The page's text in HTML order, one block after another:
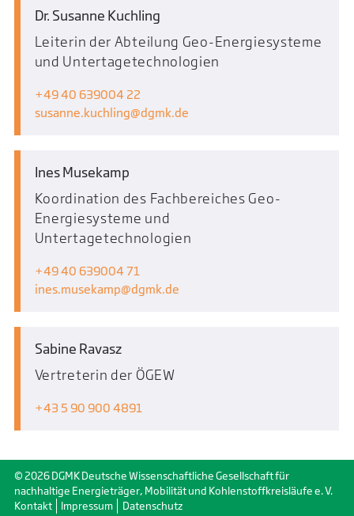
Dr. Susanne Kuchling
Leiterin der Abteilung Geo-Energiesysteme
und Untertagetechnologien
+49 40 639004 22
susanne.kuchling
dgmk.de
Ines Musekamp
Koordination des Fachbereiches Geo-
Energiesysteme und
Untertagetechnologien
+49 40 639004 71
ines.musekamp
dgmk.de
Sabine Ravasz
Vertreterin der ÖGEW
+43 5 90 900 4891
© 2026 DGMK Deutsche Wissenschaftliche Gesellschaft für
nachhaltige Energieträger, Mobilität und Kohlenstoffkreisläufe e. V.
Kontakt
Impressum Datenschutz